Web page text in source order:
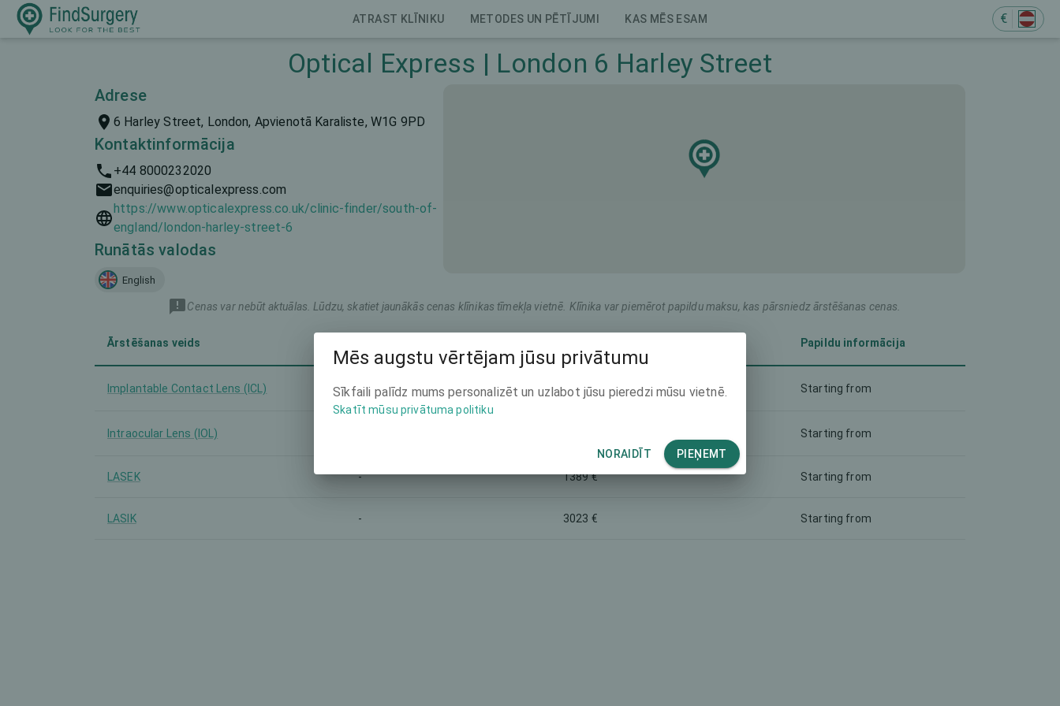
ATRAST KLĪNIKU METODES UN PĒTĪJUMI KAS MĒS ESAM €
Optical Express | London 6 Harley Street
Adrese
6 Harley Street, London, Apvienotā Karaliste, W1G 9PD
Kontaktinformācija
+44 8000232020
enquiries@opticalexpress.com
https://www.opticalexpress.co.uk/clinic-finder/south-of-
england/london-harley-street-6
Runātās valodas
English
Cenas var nebūt aktuālas. Lūdzu, skatiet jaunākās cenas klīnikas tīmekļa vietnē. Klīnika var piemērot papildu maksu, kas pārsniedz ārstēšanas cenas.
Ārstēšanas veids Papildu informācija
Implantable Contact Lens (ICL) - 8391 € Starting from
Intraocular Lens (IOL) Starting from
LASEK - 1389 € Starting from
LASIK - 3023 € Starting from
Mēs augstu vērtējam jūsu privātumu
Sīkfaili palīdz mums personalizēt un uzlabot jūsu pieredzi mūsu vietnē.
Skatīt mūsu privātuma politiku
NORAIDĪT PIEŅEMT